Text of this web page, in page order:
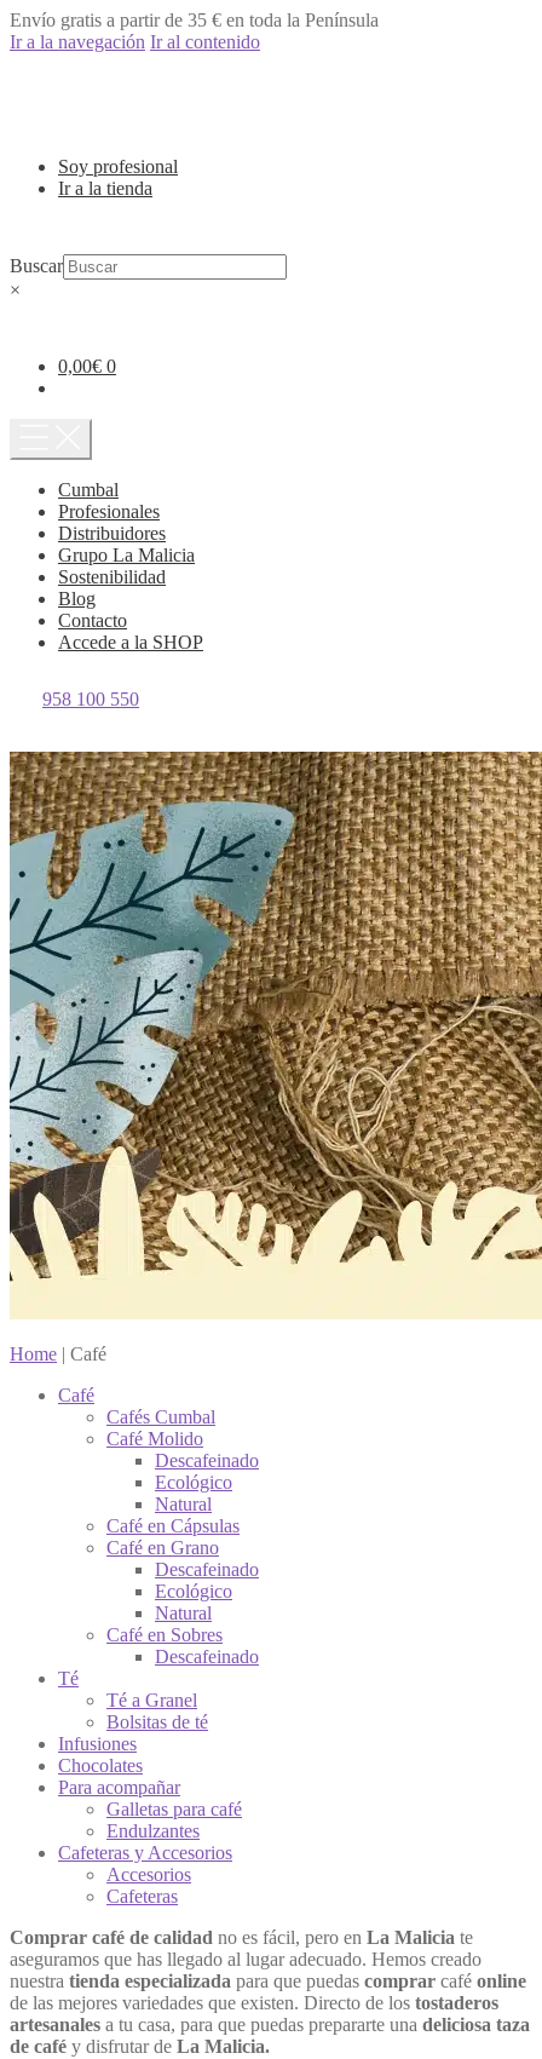
Envío gratis a partir de 35 € en toda la Península
Ir a la navegación Ir al contenido
Soy profesional
Ir a la tienda
Buscar
×
0,00€ 0
Cumbal
Profesionales
Distribuidores
Grupo La Malicia
Sostenibilidad
Blog
Contacto
Accede a la SHOP
958 100 550
Home | Café
Café
Cafés Cumbal
Café Molido
Descafeinado
Ecológico
Natural
Café en Cápsulas
Café en Grano
Descafeinado
Ecológico
Natural
Café en Sobres
Descafeinado
Té
Té a Granel
Bolsitas de té
Infusiones
Chocolates
Para acompañar
Galletas para café
Endulzantes
Cafeteras y Accesorios
Accesorios
Cafeteras
Comprar café de calidad no es fácil, pero en La Malicia te
aseguramos que has llegado al lugar adecuado. Hemos creado
nuestra tienda especializada para que puedas comprar café online
de las mejores variedades que existen. Directo de los tostaderos
artesanales a tu casa, para que puedas prepararte una deliciosa taza
de café y disfrutar de La Malicia.